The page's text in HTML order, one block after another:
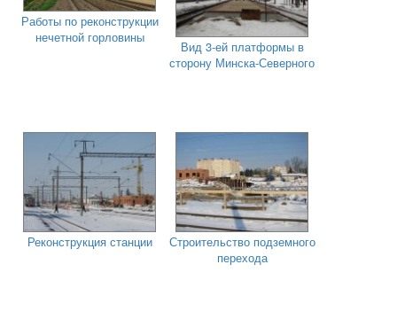
Работы по реконструкции
нечетной горловины
Вид 3-ей платформы в
сторону Минска-Северного
Реконструкция станции
Строительство подземного
перехода